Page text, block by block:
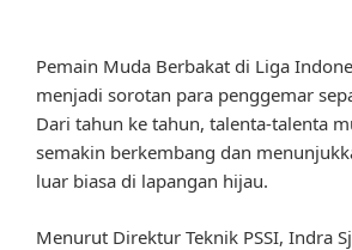
Pemain Muda Berbakat di Liga
menjadi sorotan para penggemar
Dari tahun ke tahun, talenta-talenta
semakin berkembang dan
luar biasa di lapangan hijau.
Menurut Direktur Teknik PSSI, Indra